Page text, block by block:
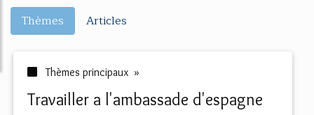
Thèmes Articles
Thèmes principaux »
travailler a l'ambassade d'espagne